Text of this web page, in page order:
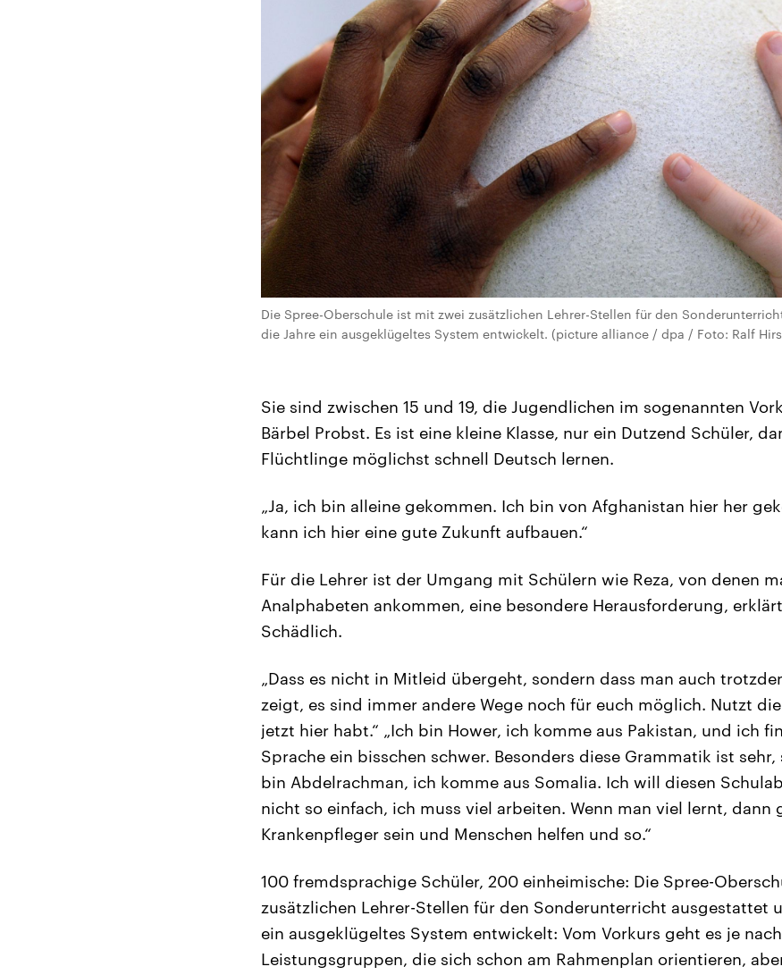
Die Spree-Oberschule ist mit zwei zusätzlichen Lehrer-Stellen für den
die Jahre ein ausgeklügeltes System entwickelt. (picture alliance / dpa / Foto: Ralf
Sie sind zwischen 15 und 19, die Jugendlichen im sogenannten
Bärbel Probst. Es ist eine kleine Klasse, nur ein Dutzend Schüler,
Flüchtlinge möglichst schnell Deutsch lernen.
„Ja, ich bin alleine gekommen. Ich bin von Afghanistan hier her
kann ich hier eine gute Zukunft aufbauen.“
Für die Lehrer ist der Umgang mit Schülern wie Reza, von denen
Analphabeten ankommen, eine besondere Herausforderung,
Schädlich.
„Dass es nicht in Mitleid übergeht, sondern dass man auch
zeigt, es sind immer andere Wege noch für euch möglich. Nutzt
jetzt hier habt.“ „Ich bin Hower, ich komme aus Pakistan, und ich
Sprache ein bisschen schwer. Besonders diese Grammatik ist sehr,
bin Abdelrachman, ich komme aus Somalia. Ich will diesen
nicht so einfach, ich muss viel arbeiten. Wenn man viel lernt, dann
Krankenpfleger sein und Menschen helfen und so.“
100 fremdsprachige Schüler, 200 einheimische: Die Spree-
zusätzlichen Lehrer-Stellen für den Sonderunterricht ausgestattet
ein ausgeklügeltes System entwickelt: Vom Vorkurs geht es je
Leistungsgruppen, die sich schon am Rahmenplan orientieren,